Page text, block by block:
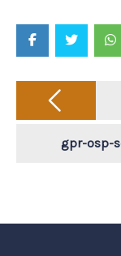
Post
navigation
gpr-osp-